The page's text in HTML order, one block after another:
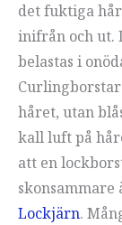
det fuktiga
inifrån och ut.
belastas i
håret, utan
kall luft på
att en
skonsammare
Lockjärn.